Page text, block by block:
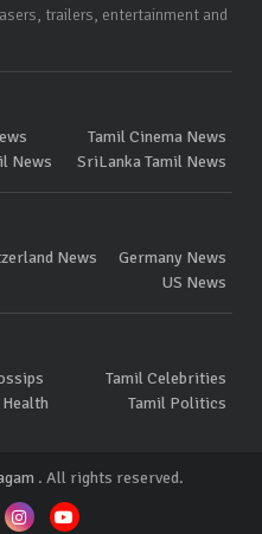
trailers, entertainment and
Tamil Cinema News
News SriLanka Tamil News
News
Germany News
US News
Tamil Celebrities
Tamil Politics
. All rights reserved.